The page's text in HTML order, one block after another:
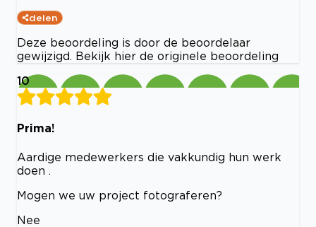
delen
Deze beoordeling is door de beoordelaar
gewijzigd. Bekijk hier de originele beoordeling
10
Prima!
Aardige medewerkers die vakkundig hun werk
doen .
Mogen we uw project fotograferen?
Nee